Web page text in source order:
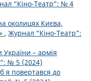
“Кіно-Театр”: № 4
околицях Києва,
, Журнал “Кіно-Театр”:
України – армія
№ 5 (2024)
я повертався до